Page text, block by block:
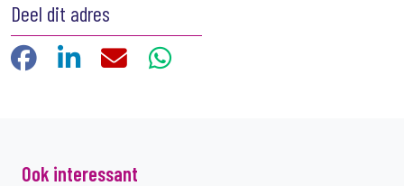
Deel dit adres
FacebookLinkedIn E-mailWhatsApp
Ook interessant